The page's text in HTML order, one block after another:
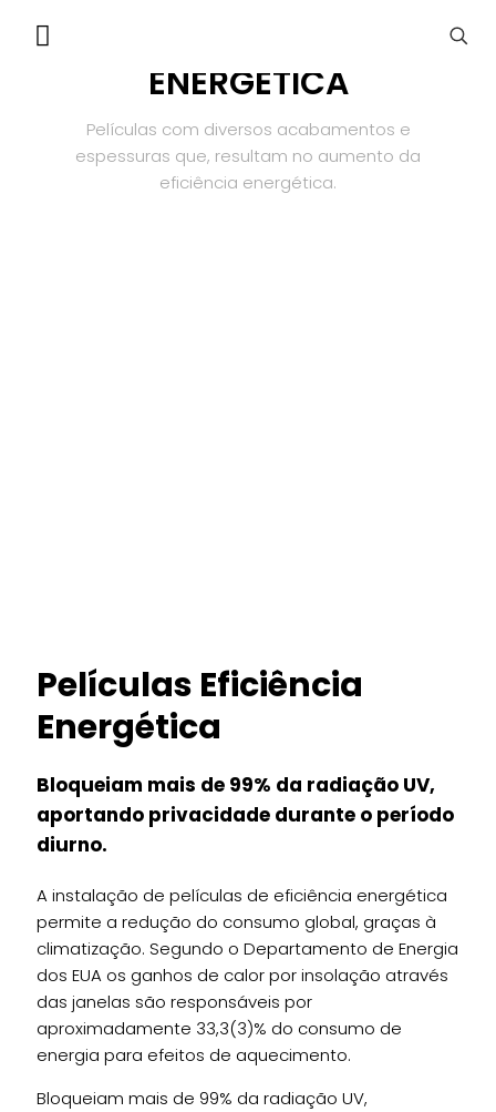
PELÍCULAS DE EFICIÊNCIA
ENERGÉTICA
Películas com diversos acabamentos e
espessuras que, resultam no aumento da
eficiência energética.
Películas Eficiência
Energética
Bloqueiam mais de 99% da radiação UV,
aportando privacidade durante o período
diurno.
A instalação de películas de eficiência energética
permite a redução do consumo global, graças à
climatização. Segundo o Departamento de Energia
dos EUA os ganhos de calor por insolação através
das janelas são responsáveis por
aproximadamente 33,3(3)% do consumo de
energia para efeitos de aquecimento.
Bloqueiam mais de 99% da radiação UV,